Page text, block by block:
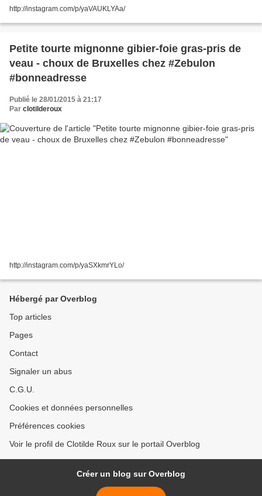
http://instagram.com/p/yaVAUKLYAa/
Petite tourte mignonne gibier-foie gras-pris de
veau - choux de Bruxelles chez #Zebulon
#bonneadresse
Publié le 28/01/2015 à 21:17
Par clotilderoux
http://instagram.com/p/yaSXkmrYLo/
Hébergé par Overblog
Top articles
Pages
Contact
Signaler un abus
C.G.U.
Cookies et données personnelles
Préférences cookies
Voir le profil de Clotilde Roux sur le portail Overblog
Créer un blog sur Overblog